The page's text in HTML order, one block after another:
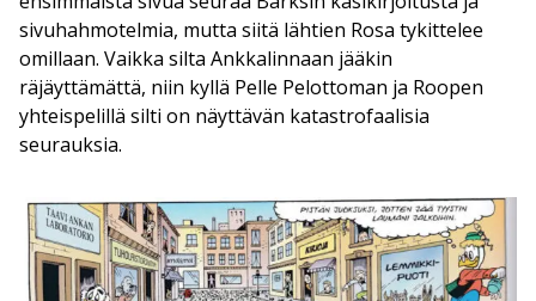
sivuhahmotelmia, mutta siitä lähtien Rosa tykittelee
omillaan. Vaikka silta Ankkalinnaan jääkin
räjäyttämättä, niin kyllä Pelle Pelottoman ja Roopen
yhteispelillä silti on näyttävän katastrofaalisia
seurauksia.